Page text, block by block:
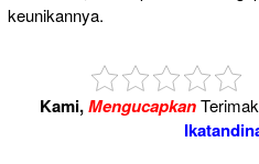
keunikannya.
Kami,Mengucapkan